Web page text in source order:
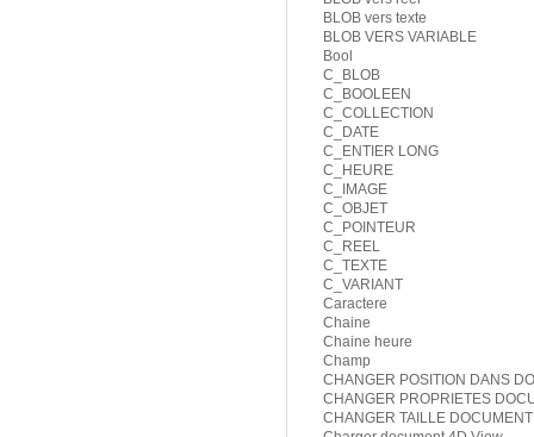
BLOB vers texte
BLOB VERS VARIABLE
Bool
C_BLOB
C_BOOLEEN
C_COLLECTION
C_DATE
C_ENTIER LONG
C_HEURE
C_IMAGE
C_OBJET
C_POINTEUR
C_REEL
C_TEXTE
C_VARIANT
Caractere
Chaine
Chaine heure
Champ
CHANGER POSITION DANS
CHANGER PROPRIETES
CHANGER TAILLE DOCUMENT